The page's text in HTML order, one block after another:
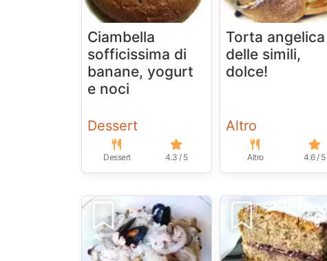
Ciambella
sofficissima di
banane, yogurt
e noci
Dessert
Dessert 4.3 / 5
Torta angelica
delle simili,
dolce!
Altro
Altro 4.6 / 5